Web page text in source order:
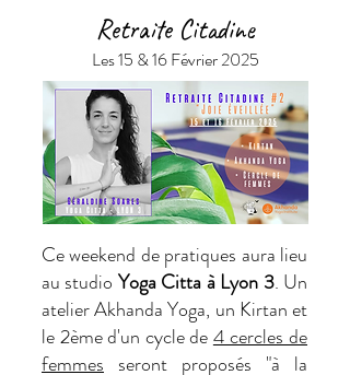
Retraite Citadine
Les 15 & 16 Février 2025
Ce weekend de pratiques aura lieu
au studio Yoga Citta à Lyon 3. Un
atelier Akhanda Yoga, un Kirtan et
le 2ème d'un cycle de4 cercles de
femmes seront proposés "à la